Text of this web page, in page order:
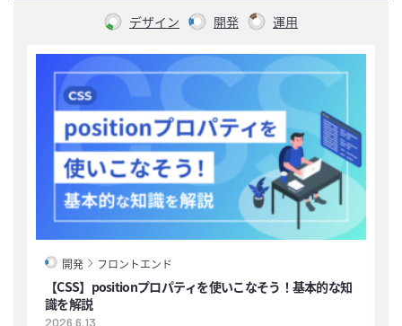
デザイン 開発 運用
開発 フロントエンド
【CSS】positionプロパティを使いこなそう！基本的な知
識を解説
2026.6.13